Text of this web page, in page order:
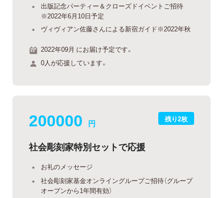
出版記念パーティー＆クローズドイベントご招待
※2022年6月10日予定
ヴィヴィアン佐藤さんによる新宿ガイド※2022年秋
2022年09月 にお届け予定です。
0人が応援しています。
残り2枚
200000 円
社会彫刻家特別セットで応援
お礼のメッセージ
社会彫刻家基金オンライングループご招待（グループ
オープンから1年間有効）